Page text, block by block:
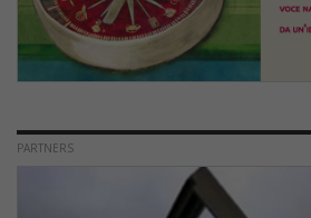
PARTNERS